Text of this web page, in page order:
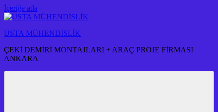
İçeriğe atla
USTA MÜHENDİSLİK
ÇEKİ DEMİRİ MONTAJLARI + ARAÇ PROJE FİRMASI
ANKARA